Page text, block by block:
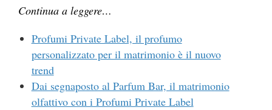
Continua a leggere…
Profumi Private Label, il profumo
personalizzato per il matrimonio è il nuovo
trend
Dai segnaposto al Parfum Bar, il matrimonio
olfattivo con i Profumi Private Label